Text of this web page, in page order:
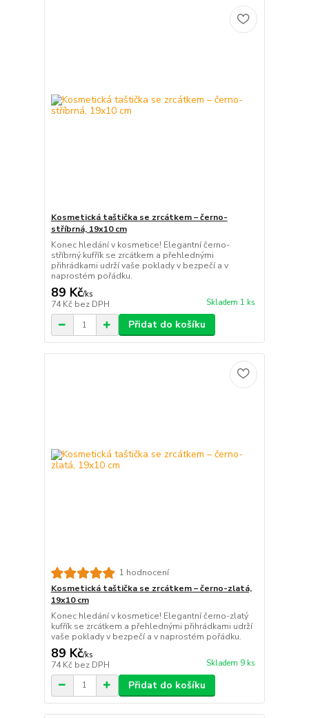
Kosmetická taštička se zrcátkem – černo-
stříbrná, 19x10 cm
Konec hledání v kosmetice! Elegantní černo-
stříbrný kufřík se zrcátkem a přehlednými
přihrádkami udrží vaše poklady v bezpečí a v
naprostém pořádku.
89 Kč/ks
74 Kč bez DPH Skladem 1 ks
Přidat do košíku
1 hodnocení
Kosmetická taštička se zrcátkem – černo-zlatá,
19x10 cm
Konec hledání v kosmetice! Elegantní černo-zlatý
kufřík se zrcátkem a přehlednými přihrádkami udrží
vaše poklady v bezpečí a v naprostém pořádku.
89 Kč/ks
74 Kč bez DPH Skladem 9 ks
Přidat do košíku